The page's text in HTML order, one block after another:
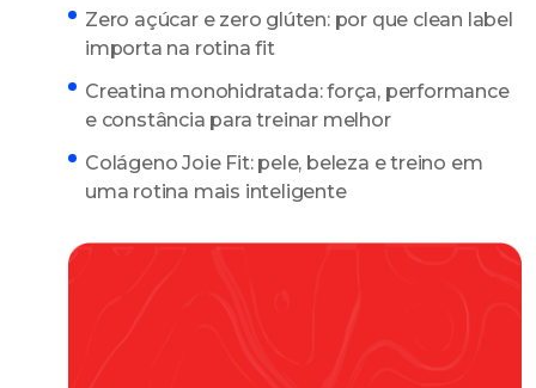
Zero açúcar e zero glúten: por que clean label
importa na rotina fit
Creatina monohidratada: força, performance
e constância para treinar melhor
Colágeno Joie Fit: pele, beleza e treino em
uma rotina mais inteligente